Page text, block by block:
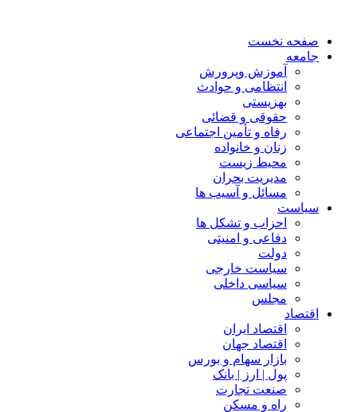
صفحه نخست
جامعه
آموزش وپرورش
انتظامی و حوادث
بهزیستی
حقوقی و قضائی
رفاه و تأمین اجتماعی
زنان و خانواده
محیط زیست
مدیریت بحران
مسائل و آسیب ها
سیاست
احزاب و تشکل ها
دفاعی و امنیتی
دولت
سیاست خارجی
سیاسی داخلی
مجلس
اقتصاد
اقتصاد ایران
اقتصاد جهان
بازار سهام و بورس
پول | ارز | بانک
صنعت تجارت
راه و مسکن